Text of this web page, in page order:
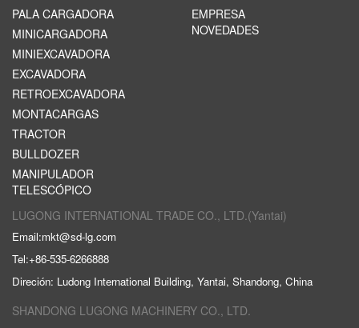
PALA CARGADORA
MINICARGADORA
MINIEXCAVADORA
EXCAVADORA
RETROEXCAVADORA
MONTACARGAS
TRACTOR
BULLDOZER
MANIPULADOR
TELESCÓPICO
EMPRESA
NOVEDADES
LUGONG INTERNATIONAL TRADE CO., LTD.(Yantai)
Email:mkt@sd-lg.com
Tel:+86-535-6266888
Direción: Ludong International Building, Yantai, Shandong, China
SHANDONG LUGONG MACHINERY CO., LTD.